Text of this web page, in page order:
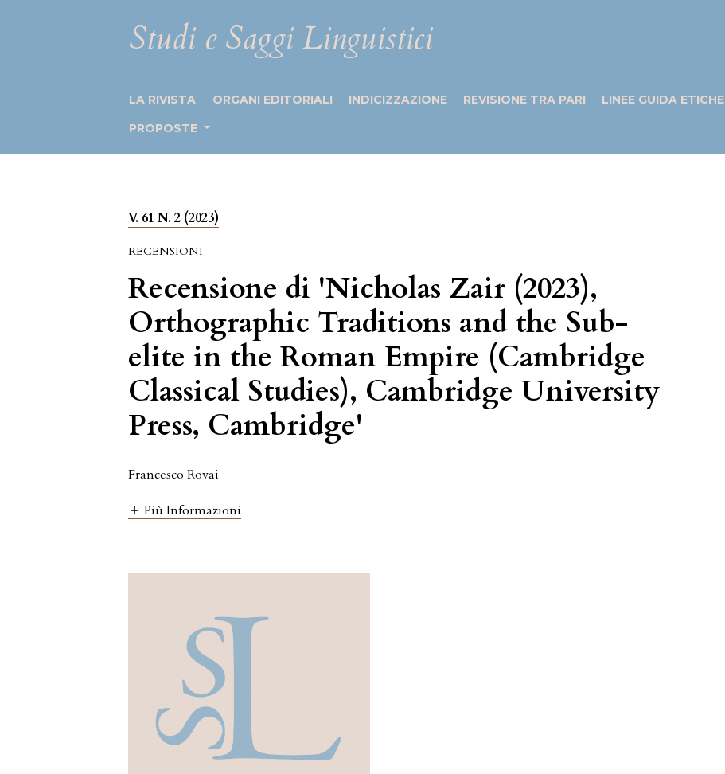
Studi e Saggi Linguistici
LA RIVISTA ORGANI EDITORIALI INDICIZZAZIONE REVISIONE TRA PARI LINEE GUIDA ETICHE
PROPOSTE
V. 61 N. 2 (2023)
RECENSIONI
Recensione di 'Nicholas Zair (2023),
Orthographic Traditions and the Sub-
elite in the Roman Empire (Cambridge
Classical Studies), Cambridge University
Press, Cambridge'
Francesco Rovai
Più Informazioni